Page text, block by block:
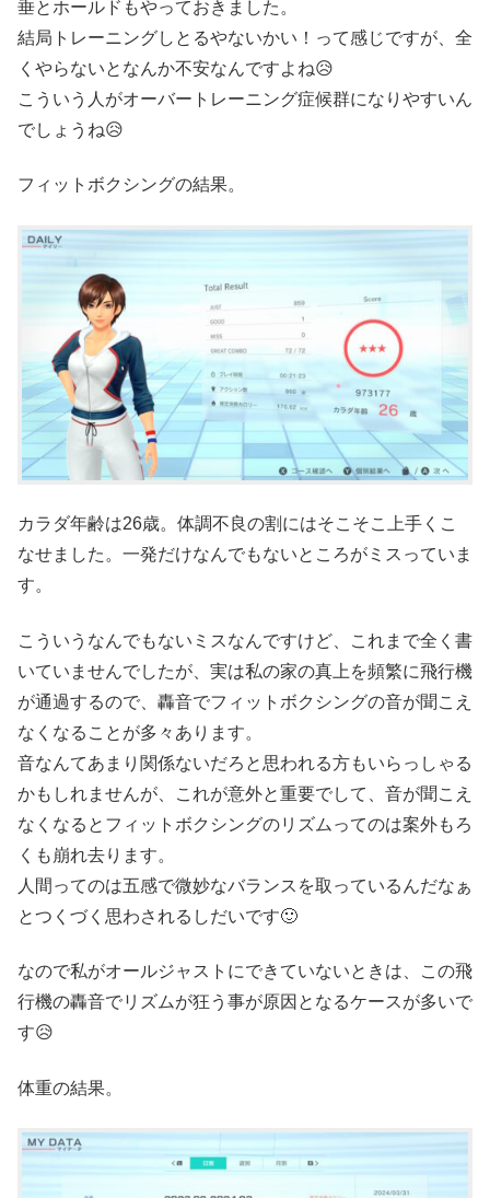
垂とホールドもやっておきました。
結局トレーニングしとるやないかい！って感じですが、全
くやらないとなんか不安なんですよね😥
こういう人がオーバートレーニング症候群になりやすいん
でしょうね😥
フィットボクシングの結果。
カラダ年齢は26歳。体調不良の割にはそこそこ上手くこ
なせました。一発だけなんでもないところがミスっていま
す。
こういうなんでもないミスなんですけど、これまで全く書
いていませんでしたが、実は私の家の真上を頻繁に飛行機
が通過するので、轟音でフィットボクシングの音が聞こえ
なくなることが多々あります。
音なんてあまり関係ないだろと思われる方もいらっしゃる
かもしれませんが、これが意外と重要でして、音が聞こえ
なくなるとフィットボクシングのリズムってのは案外もろ
くも崩れ去ります。
人間ってのは五感で微妙なバランスを取っているんだなぁ
とつくづく思わされるしだいです🙂
なので私がオールジャストにできていないときは、この飛
行機の轟音でリズムが狂う事が原因となるケースが多いで
す😥
体重の結果。